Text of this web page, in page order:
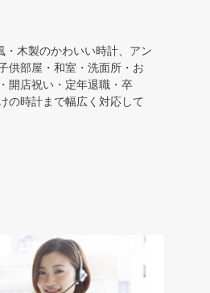
・木製のかわいい時計、アン
供部屋・和室・洗面所・お
開店祝い・定年退職・卒
の時計まで幅広く対応して